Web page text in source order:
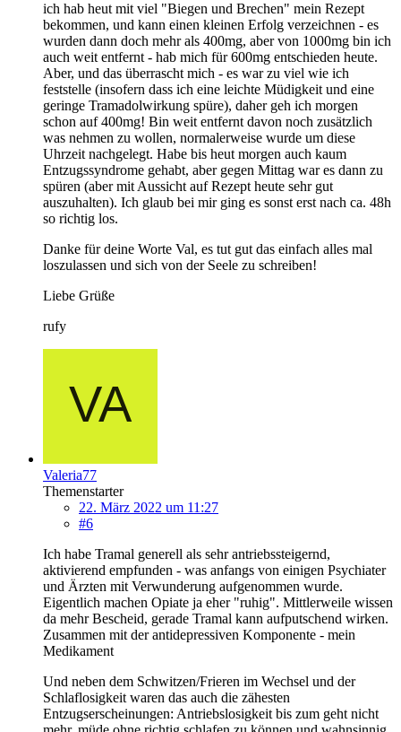
ich hab heut mit viel "Biegen und Brechen" mein Rezept
bekommen, und kann einen kleinen Erfolg verzeichnen - es
wurden dann doch mehr als 400mg, aber von 1000mg bin ich
auch weit entfernt - hab mich für 600mg entschieden heute.
Aber, und das überrascht mich - es war zu viel wie ich
feststelle (insofern dass ich eine leichte Müdigkeit und eine
geringe Tramadolwirkung spüre), daher geh ich morgen
schon auf 400mg! Bin weit entfernt davon noch zusätzlich
was nehmen zu wollen, normalerweise wurde um diese
Uhrzeit nachgelegt. Habe bis heut morgen auch kaum
Entzugssyndrome gehabt, aber gegen Mittag war es dann zu
spüren (aber mit Aussicht auf Rezept heute sehr gut
auszuhalten). Ich glaub bei mir ging es sonst erst nach ca. 48h
so richtig los.
Danke für deine Worte Val, es tut gut das einfach alles mal
loszulassen und sich von der Seele zu schreiben!
Liebe Grüße
rufy
Valeria77
Themenstarter
22. März 2022 um 11:27
#6
Ich habe Tramal generell als sehr antriebssteigernd,
aktivierend empfunden - was anfangs von einigen Psychiater
und Ärzten mit Verwunderung aufgenommen wurde.
Eigentlich machen Opiate ja eher "ruhig". Mittlerweile wissen
da mehr Bescheid, gerade Tramal kann aufputschend wirken.
Zusammen mit der antidepressiven Komponente - mein
Medikament
Und neben dem Schwitzen/Frieren im Wechsel und der
Schlaflosigkeit waren das auch die zähesten
Entzugserscheinungen: Antriebslosigkeit bis zum geht nicht